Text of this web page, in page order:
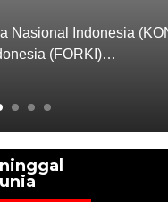
Nasional Indonesia
(FORKI)…